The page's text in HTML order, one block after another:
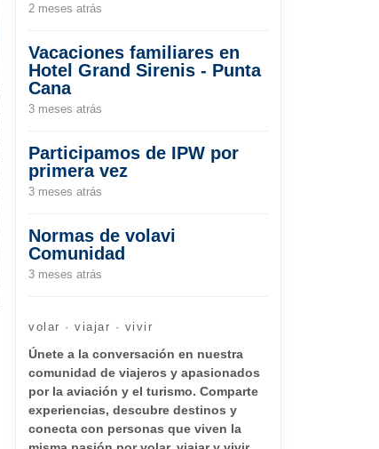
2 meses atrás
Vacaciones familiares en
Hotel Grand Sirenis - Punta
Cana
3 meses atrás
Participamos de IPW por
primera vez
3 meses atrás
Normas de volavi
Comunidad
3 meses atrás
volar · viajar · vivir
Únete a la conversación en nuestra
comunidad de viajeros y apasionados
por la aviación y el turismo. Comparte
experiencias, descubre destinos y
conecta con personas que viven la